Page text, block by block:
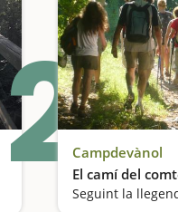
2Campdevànol
El camí del
Seguint la